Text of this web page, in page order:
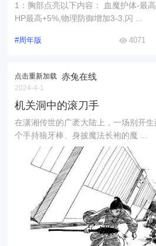
1：胸部点亮以下内容： 血魔护体-最
HP最高+5%,物理防御增加3-3,闪 ...
#周年版 4071
点击重新加载 赤兔在线
2024-4-1
机关洞中的滚刀手
在潇湘传世的广袤大陆上，一场别开
个手持狼牙棒、身披魔法长袍的魔 ...